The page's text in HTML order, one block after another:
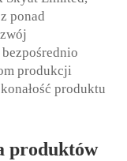
ponad
produkcji
produktu
produktów